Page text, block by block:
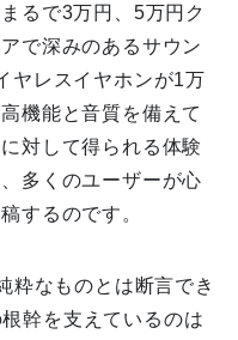
るで3万円、5万円ク
で深みのあるサウン
ヤレスイヤホンが1万
機能と音質を備えて
対して得られる体験
多くのユーザーが心
するのです。
粋なものとは断言でき
幹を支えているのは